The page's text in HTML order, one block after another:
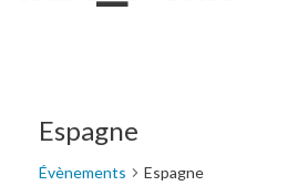
Espagne
Évènements Espagne